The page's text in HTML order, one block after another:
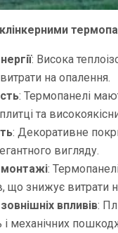
: Висока
на опалення.
: Термопанелі
та
: Декоративне
вигляду.
монтажі:
що знижує витрати
впливів:
і механічних